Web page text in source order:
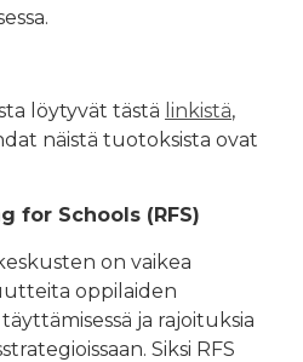
löytyvät tästä linkistä,
näistä tuotoksista ovat
for Schools (RFS)
on vaikea
oppilaiden
ja rajoituksia
Siksi RFS